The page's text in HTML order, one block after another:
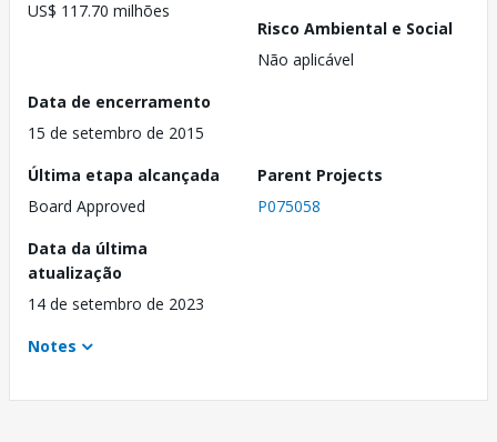
US$ 117.70 milhões
Risco Ambiental e Social
Não aplicável
Data de encerramento
15 de setembro de 2015
Última etapa alcançada
Board Approved
Parent Projects
P075058
Data da última
atualização
14 de setembro de 2023
Notes